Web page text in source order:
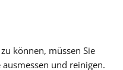
können, müssen Sie
und reinigen.